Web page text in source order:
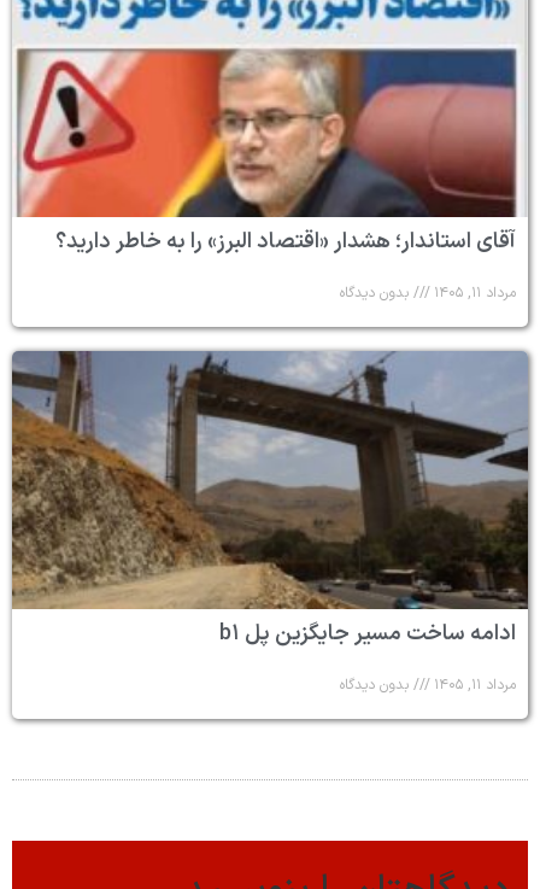
آقای استاندار؛ هشدار «اقتصاد البرز» را به خاطر دارید؟
مرداد ۱۱, ۱۴۰۵ بدون دیدگاه
ادامه ساخت مسیر جایگزین پل b۱
مرداد ۱۱, ۱۴۰۵ بدون دیدگاه